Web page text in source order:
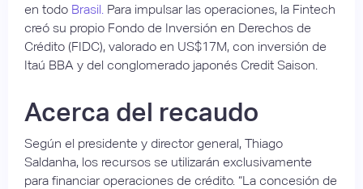
en todo Brasil. Para impulsar las operaciones, la Fintech
creó su propio Fondo de Inversión en Derechos de
Crédito (FIDC), valorado en US$17M, con inversión de
Itaú BBA y del conglomerado japonés Credit Saison.
Acerca del recaudo
Según el presidente y director general, Thiago
Saldanha, los recursos se utilizarán exclusivamente
para financiar operaciones de crédito. “La concesión de